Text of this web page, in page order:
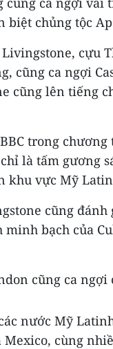
biệt chủng tộc
cựu
cũng ca ngợi
cũng lên tiếng
trong
là tấm gương
khu vực Mỹ
cũng
bạch của
cũng ca ngợi
nước Mỹ
Mexico, cùng